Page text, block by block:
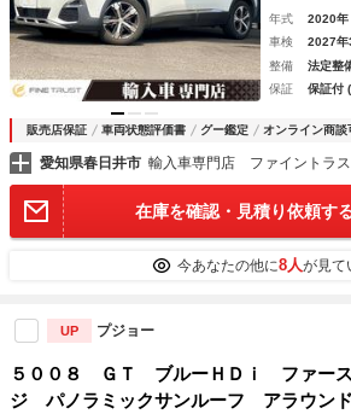
年式 2020年
車検
2027年
整備
法定整
保証
保証付
販売店保証 車両状態評価書 グー鑑定 オンライン商談
愛知県春日井市 輸入車専門店 ファイントラ
在庫を確認・見積り依頼す
今あなたの他に8人が見て
UP プジョー
５００８ ＧＴ ブルーＨＤｉ ファース
ジ パノラミックサンルーフ アラウン